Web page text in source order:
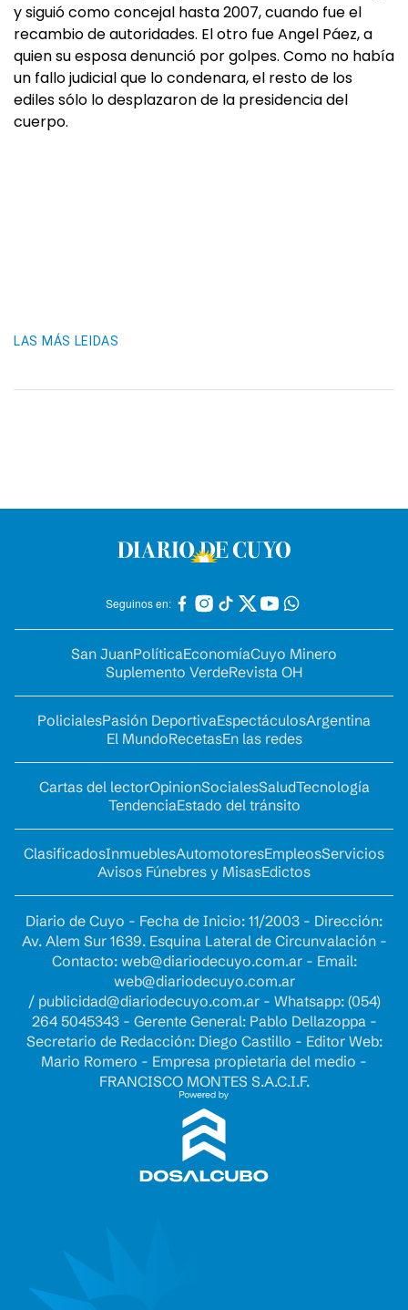
y siguió como concejal hasta 2007, cuando fue el
recambio de autoridades. El otro fue Angel Páez, a
quien su esposa denunció por golpes. Como no había
un fallo judicial que lo condenara, el resto de los
ediles sólo lo desplazaron de la presidencia del
cuerpo.
LAS MÁS LEIDAS
Seguinos en:
San JuanPolíticaEconomíaCuyo Minero
Suplemento VerdeRevista OH
PolicialesPasión DeportivaEspectáculosArgentina
El MundoRecetasEn las redes
Cartas del lectorOpinionSocialesSaludTecnología
TendenciaEstado del tránsito
ClasificadosInmueblesAutomotoresEmpleosServicios
Avisos Fúnebres y MisasEdictos
Diario de Cuyo - Fecha de Inicio: 11/2003 - Dirección:
Av. Alem Sur 1639. Esquina Lateral de Circunvalación -
Contacto: web@diariodecuyo.com.ar- Email:
web@diariodecuyo.com.ar
/ publicidad@diariodecuyo.com.ar- Whatsapp: (054)
264 5045343 - Gerente General: Pablo Dellazoppa -
Secretario de Redacción: Diego Castillo - Editor Web:
Mario Romero - Empresa propietaria del medio -
FRANCISCO MONTES S.A.C.I.F.